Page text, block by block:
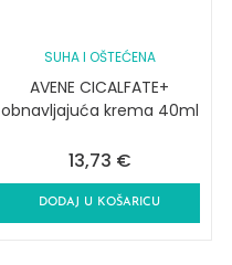
SUHA I OŠTEĆENA
AVENE CICALFATE+
obnavljajuća krema 40ml
13,73 €
DODAJ U KOŠARICU